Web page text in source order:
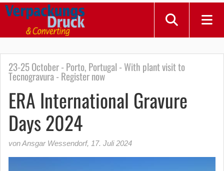
23-25 October - Porto, Portugal - With plant visit to
Tecnogravura - Register now
ERA International Gravure
Days 2024
von Ansgar Wessendorf, 17. Juli 2024